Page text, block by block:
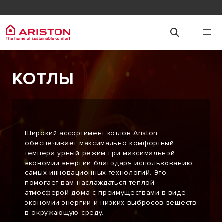
КОТЛЫ
Широкий ассортимент котлов Ariston
обеспечивает максимально комфортный
температурный режим при максимальной
экономии энергии благодаря использованию
самых инновационных технологий. Это
помогает вам наслаждаться теплой
атмосферой дома с преимуществами в виде:
экономии энергии и низких выбросов веществ
в окружающую среду.